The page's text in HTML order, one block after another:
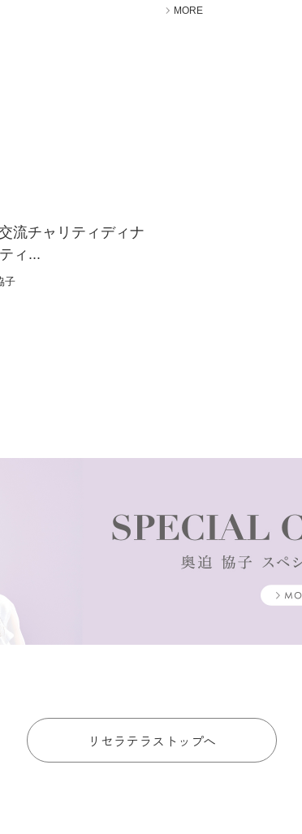
MORE
流チャリティディナ
ィ...
子
リセラテラストップへ